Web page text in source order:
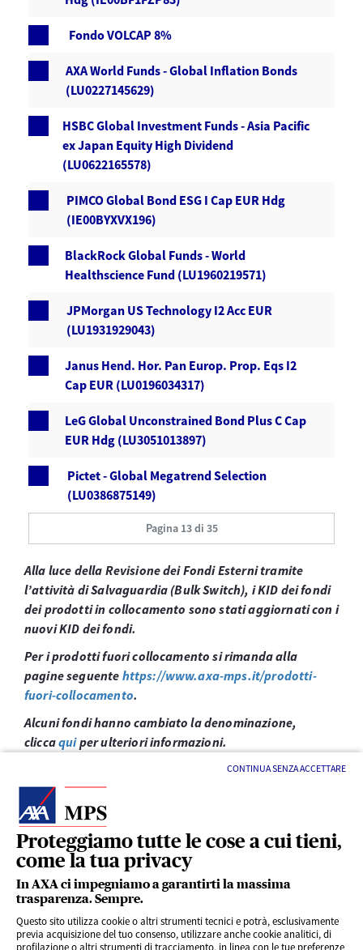
Proteggiamo tutte le cose a cui tieni,
come la tua privacy
In AXA ci impegniamo a garantirti la massima
trasparenza. Sempre.
Questo sito utilizza cookie o altri strumenti tecnici e potrà, esclusivamente
previa acquisizione del tuo consenso, utilizzare anche cookie analitici, di
profilazione o altri strumenti di tracciamento, in linea con le tue preferenze
CONTINUA SENZA ACCETTARE
Fondo VOLCAP 8%
AXA World Funds - Global Inflation Bonds
(LU0227145629)
HSBC Global Investment Funds - Asia Pacific
ex Japan Equity High Dividend
(LU0622165578)
PIMCO Global Bond ESG I Cap EUR Hdg
(IE00BYXVX196)
BlackRock Global Funds - World
Healthscience Fund (LU1960219571)
JPMorgan US Technology I2 Acc EUR
(LU1931929043)
Janus Hend. Hor. Pan Europ. Prop. Eqs I2
Cap EUR (LU0196034317)
LeG Global Unconstrained Bond Plus C Cap
EUR Hdg (LU3051013897)
Pictet - Global Megatrend Selection
(LU0386875149)
Pagina 13 di 35
Alla luce della Revisione dei Fondi Esterni tramite
l’attività di Salvaguardia (Bulk Switch), i KID dei fondi
dei prodotti in collocamento sono stati aggiornati con i
nuovi KID dei fondi.
Per i prodotti fuori collocamento si rimanda alla
pagine seguente https://www.axa-mps.it/prodotti-
fuori-collocamento.
Alcuni fondi hanno cambiato la denominazione,
cliccaquiper ulteriori informazioni.
LINK UTILI
SERVIZI AL CLIENTE